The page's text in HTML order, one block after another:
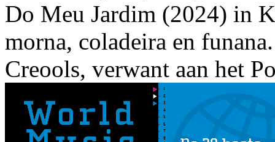
Do Meu Jardim (2024) in
morna, coladeira en
Creools, verwant aan het